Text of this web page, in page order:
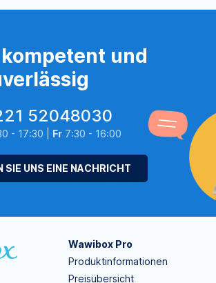
und
52048030
- 17:30 | Fr7:30 - 16:00
SIE UNS EINE NACHRICHT
Wawibox Pro
Produktinformationen
Preisübersicht